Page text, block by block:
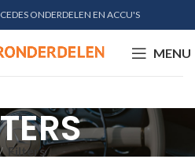
ONDERDELEN EN ACCU'S
MENU
Filters